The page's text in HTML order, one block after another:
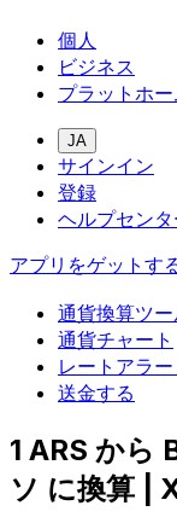
個人
ビジネス
プラットホー
JA
サインイン
登録
ヘルプセンタ
アプリをゲットす
通貨換算ツ
通貨チャート
レートアラー
送金する
1 ARS から
ソ に換算 |